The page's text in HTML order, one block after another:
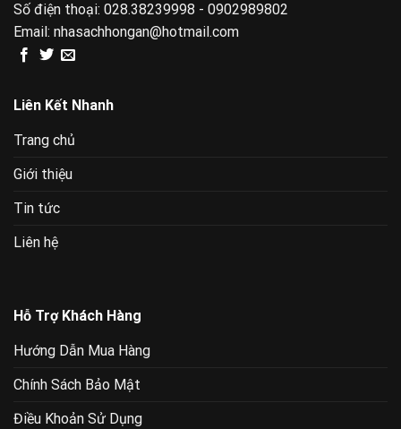
Số điện thoại: 028.38239998 - 0902989802
Email: nhasachhongan@hotmail.com
Liên Kết Nhanh
Trang chủ
Giới thiệu
Tin tức
Liên hệ
Hỗ Trợ Khách Hàng
Hướng Dẫn Mua Hàng
Chính Sách Bảo Mật
Điều Khoản Sử Dụng